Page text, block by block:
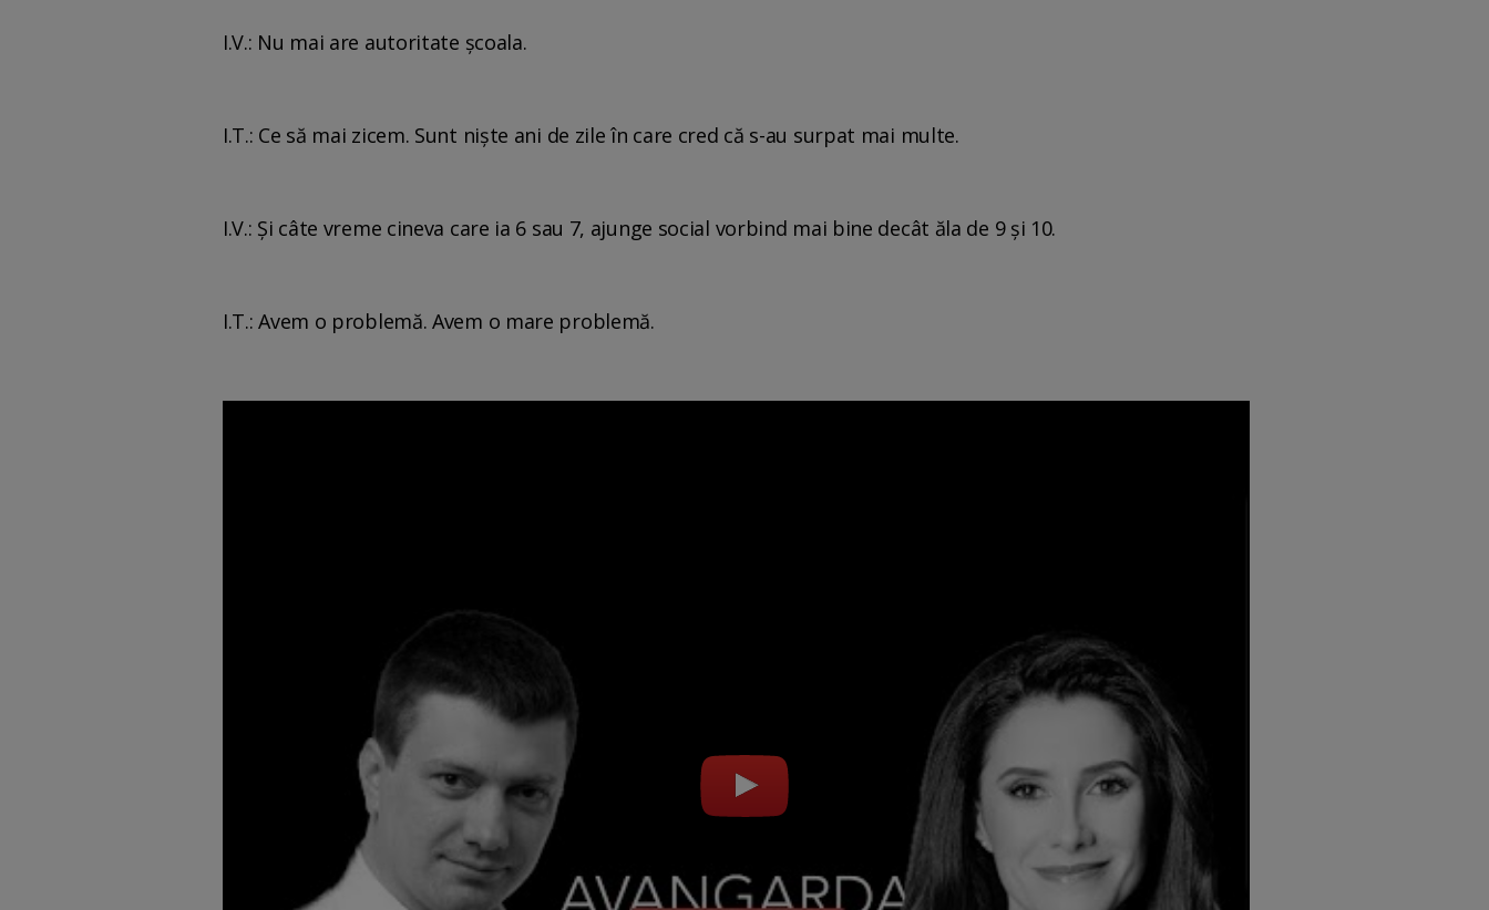
I.V.: Nu mai are autoritate şcoala.
I.T.: Ce să mai zicem. Sunt nişte ani de zile în care cred că s-au surpat mai multe.
I.V.: Şi câte vreme cineva care ia 6 sau 7, ajunge social vorbind mai bine decât ăla de 9 şi 10.
I.T.: Avem o problemă. Avem o mare problemă.